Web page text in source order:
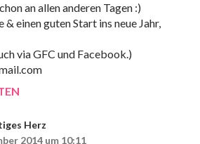
an allen anderen Tagen :)
& einen guten Start ins neue Jahr,
via GFC und Facebook.)
Herz
2014 um 10:11